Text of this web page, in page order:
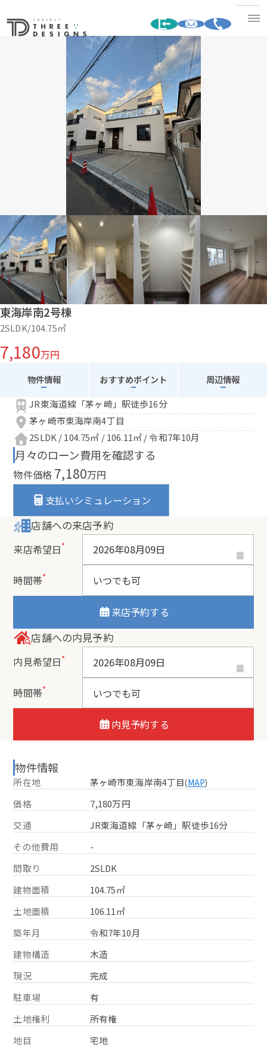
東海岸南2号棟
2SLDK/104.75㎡
7,180万円
物件情報 おすすめポイント
周辺情報
JR東海道線「茅ヶ崎」駅徒歩16分
茅ヶ崎市東海岸南4丁目
2SLDK / 104.75㎡ / 106.11㎡ / 令和7年10月
月々のローン費用を確認する
物件価格 7,180万円
支払いシミュレーション
店舗への来店予約
来店希望日*
時間帯*
来店予約する
店舗への内見予約
内見希望日*
時間帯*
内見予約する
物件情報
所在地 茅ヶ崎市東海岸南4丁目(MAP)
価格
7,180万円
交通
JR東海道線「茅ヶ崎」駅徒歩16分
その他費用
-
間取り
2SLDK
建物面積
104.75㎡
土地面積
106.11㎡
築年月
令和7年10月
建物構造
木造
現況
完成
駐車場
有
土地権利
所有権
地目
宅地